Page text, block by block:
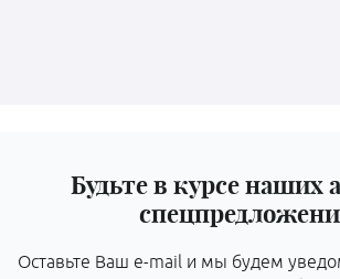
Будьте в курсе наших
Оставьте Ваш e-mail и мы будем